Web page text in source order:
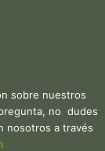
sobre nuestros
no dudes
nosotros a través